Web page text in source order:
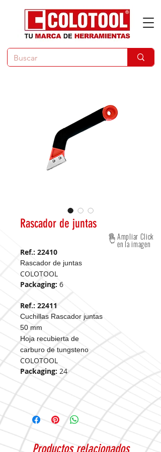
Rascador de juntas
Ref.: 22410
Rascador de juntas
COLOTOOL
Packaging: 6
Ref.: 22411
Cuchillas Rascador juntas
50 mm
Hoja recubierta de
carburo de tungsteno
COLOTOOL
Packaging: 24
Ampliar Click
en la imagen
Productos relacionados